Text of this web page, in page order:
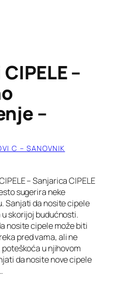
–
–
C – SANOVNIK
– Sanjarica CIPELE
sugerira neke
Sanjati da nosite cipele
skorijoj budućnosti.
nosite cipele može biti
pred vama, ali ne
u njihovom
da nosite nove cipele